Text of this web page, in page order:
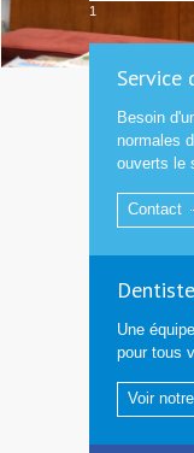
1
Service
Besoin
normales
ouverts le
Contact
Une
pour tous
Voir